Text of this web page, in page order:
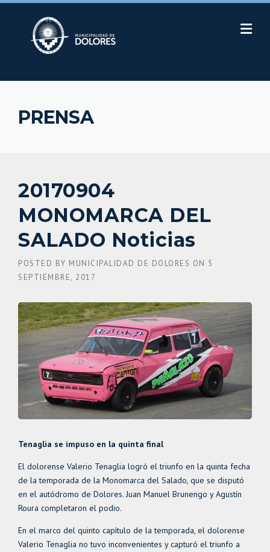
Skip
PRENSA
20170904
MONOMARCA DEL
SALADO Noticias
POSTED BY MUNICIPALIDAD DE DOLORES ON 5
SEPTIEMBRE, 2017
Tenaglia se impuso en la quinta final
El dolorense Valerio Tenaglia logró el triunfo en la quinta fecha
de la temporada de la Monomarca del Salado, que se disputó
en el autódromo de Dolores. Juan Manuel Brunengo y Agustín
Roura completaron el podio.
En el marco del quinto capítulo de la temporada, el dolorense
Valerio Tenaglia no tuvo inconvenientes y capturó el triunfo a